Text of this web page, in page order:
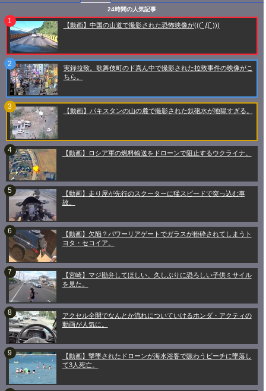
24時間の人気記事
【動画】中国の山道で撮影された恐怖映像が(((ﾟДﾟ)))
実録拉致。歌舞伎町のド真ん中で撮影された拉致事件の映像がこ
ちら。
【動画】パキスタンの山の麓で撮影された鉄砲水が地獄すぎる。
【動画】ロシア軍の燃料輸送をドローンで阻止するウクライナ。
【動画】走り屋が先行のスクーターに猛スピードで突っ込む事
故。
【動画】欠陥？パワーリアゲートでガラスが粉砕されてしまうト
ヨタ・セコイア。
【宮崎】マジ勘弁してほしい。久しぶりに恐ろしい子供ミサイル
を見た。
アクセル全開でなんとか流れについていけるホンダ・アクティの
動画が人気に。
【動画】撃墜されたドローンが海水浴客で賑わうビーチに墜落し
て3人死亡。